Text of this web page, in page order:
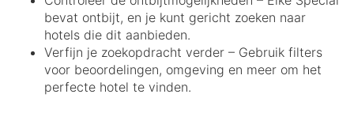
bevat ontbijt, en je kunt gericht zoeken naar
hotels die dit aanbieden.
Verfijn je zoekopdracht verder – Gebruik filters
voor beoordelingen, omgeving en meer om het
perfecte hotel te vinden.